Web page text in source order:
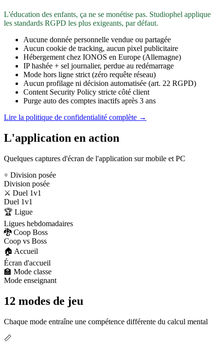
L'éducation des enfants, ça ne se monétise pas. Studiophel applique
les standards RGPD les plus exigeants, par défaut.
Aucune donnée personnelle vendue ou partagée
Aucun cookie de tracking, aucun pixel publicitaire
Hébergement chez IONOS en Europe (Allemagne)
IP hashée + sel journalier, perdue au redémarrage
Mode hors ligne strict (zéro requête réseau)
Aucun profilage ni décision automatisée (art. 22 RGPD)
Content Security Policy stricte côté client
Purge auto des comptes inactifs après 3 ans
Lire la politique de confidentialité complète →
L'application en action
Quelques captures d'écran de l'application sur mobile et PC
÷ Division posée
Division posée
⚔️ Duel 1v1
Duel 1v1
🏆 Ligue
Ligues hebdomadaires
🐉 Coop Boss
Coop vs Boss
🏠 Accueil
Écran d'accueil
🏫 Mode classe
Mode enseignant
12 modes de jeu
Chaque mode entraîne une compétence différente du calcul mental
📏